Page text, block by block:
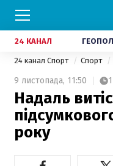
24 КАНАЛ
24 канал Спорт Спорт
9 листопада, 11:50 1
Надаль
року